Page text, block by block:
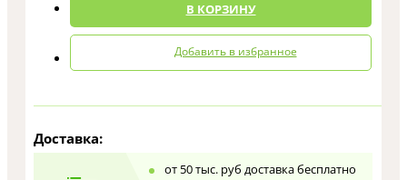
В КОРЗИНУ
Добавить в избранное
Доставка:
от 50 тыс. руб доставка бесплатно